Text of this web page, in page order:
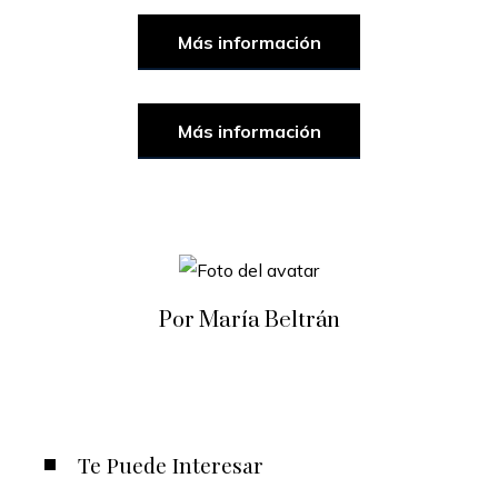
Más información
Más información
Por María Beltrán
Te Puede Interesar